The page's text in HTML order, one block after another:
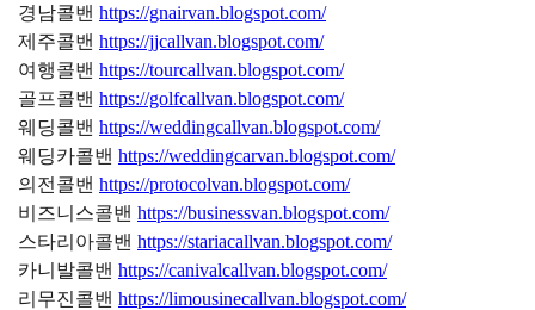
경남콜밴https://gnairvan.blogspot.com/
제주콜밴https://jjcallvan.blogspot.com/
여행콜밴https://tourcallvan.blogspot.com/
골프콜밴https://golfcallvan.blogspot.com/
웨딩콜밴https://weddingcallvan.blogspot.com/
웨딩카콜밴https://weddingcarvan.blogspot.com/
의전콜밴https://protocolvan.blogspot.com/
비즈니스콜밴https://businessvan.blogspot.com/
스타리아콜밴https://stariacallvan.blogspot.com/
카니발콜밴https://canivalcallvan.blogspot.com/
리무진콜밴https://limousinecallvan.blogspot.com/